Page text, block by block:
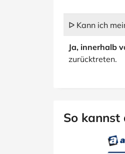
ᐅ Kann ich
Ja, innerhalb
zurücktreten.
So kannst